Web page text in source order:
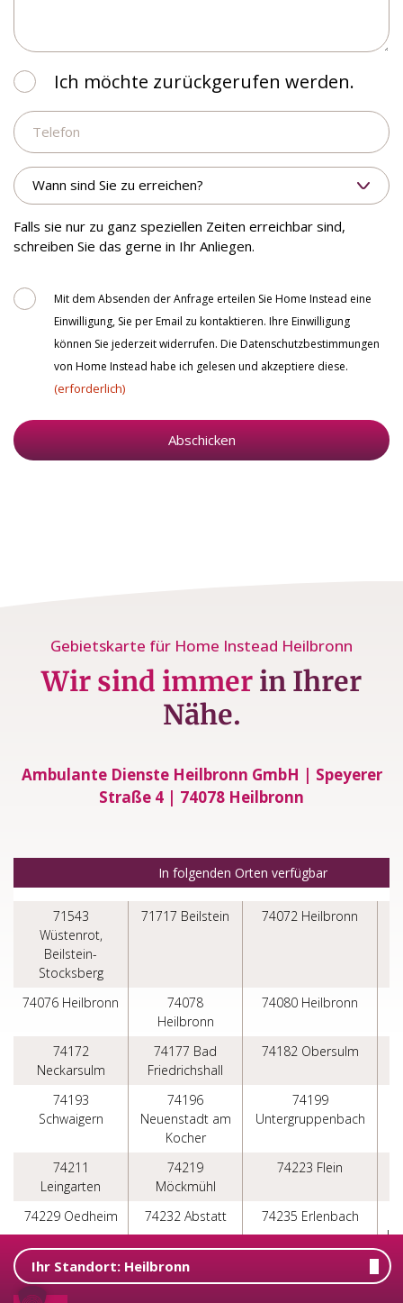
Ich
möchte
zurückgerufen
werden.
Ich möchte zurückgerufen werden.
Telefon
Wann
sind
Sie
erreichen?
Falls sie nur zu ganz speziellen Zeiten erreichbar sind,
schreiben Sie das gerne in Ihr Anliegen.
ConsentMit dem Absenden der Anfrage erteilen Sie Home Instead eine
Einwilligung, Sie per Email zu kontaktieren. Ihre Einwilligung
können Sie jederzeit widerrufen. Die Datenschutzbestimmungen
von Home Instead habe ich gelesen und akzeptiere diese.
(erforderlich)
Abschicken
Gebietskarte für Home Instead Heilbronn
Wir sind immer in Ihrer
Nähe.
Ambulante Dienste Heilbronn GmbH | Speyerer
Straße 4 | 74078 Heilbronn
In folgenden Orten verfügbar
71543
Wüstenrot,
Beilstein-
Stocksberg
71717 Beilstein
74072 Heilbronn
74076 Heilbronn
74078
Heilbronn
74080 Heilbronn
74172
Neckarsulm
74177 Bad
Friedrichshall
74182 Obersulm
74193
Schwaigern
74196
Neuenstadt am
Kocher
74199
Untergruppenbach
74211
Leingarten
74219
Möckmühl
74223 Flein
74229 Oedheim
74232 Abstatt
74235 Erlenbach
74243
74245
74246 Eberstadt
Ihr Standort: Heilbronn